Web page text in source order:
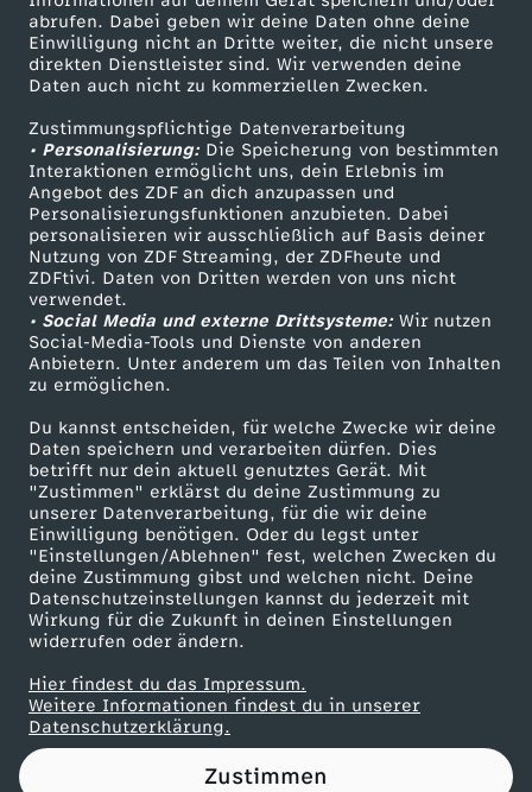
abrufen. Dabei geben wir deine Daten ohne deine
Einwilligung nicht an Dritte weiter, die nicht unsere
direkten Dienstleister sind. Wir verwenden deine
Daten auch nicht zu kommerziellen Zwecken.
Zustimmungspflichtige Datenverarbeitung
• Personalisierung:Die Speicherung von bestimmten
Interaktionen ermöglicht uns, dein Erlebnis im
Angebot des ZDF an dich anzupassen und
Personalisierungsfunktionen anzubieten. Dabei
personalisieren wir ausschließlich auf Basis deiner
Nutzung von ZDF Streaming, der ZDFheute und
ZDFtivi. Daten von Dritten werden von uns nicht
verwendet.
• Social Media und externe Drittsysteme:Wir nutzen
Social-Media-Tools und Dienste von anderen
Anbietern. Unter anderem um das Teilen von Inhalten
zu ermöglichen.
Du kannst entscheiden, für welche Zwecke wir deine
Daten speichern und verarbeiten dürfen. Dies
betrifft nur dein aktuell genutztes Gerät. Mit
"Zustimmen" erklärst du deine Zustimmung zu
unserer Datenverarbeitung, für die wir deine
Einwilligung benötigen. Oder du legst unter
"Einstellungen/Ablehnen" fest, welchen Zwecken du
deine Zustimmung gibst und welchen nicht. Deine
Datenschutzeinstellungen kannst du jederzeit mit
Wirkung für die Zukunft in deinen Einstellungen
widerrufen oder ändern.
Hier findest du das Impressum.
Weitere Informationen findest du in unserer
Datenschutzerklärung.
Zustimmen
/
2
6
-
S
k
i
f
l
i
e
g
e
ZDF-Apps
Smart TV
ZDFtext
Livestreams
Sendungen A-Z
TV-Programm
ZDFmitreden
Kontakt zum ZDF
Tickets
Zuschauerservice
Hilfe
ZDF Unternehmen
Karriere
ZDF goes Schule
Werbefernsehen
Mainzelmännchen
Partner